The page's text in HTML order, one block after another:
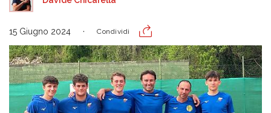
15 Giugno 2024 Condividi